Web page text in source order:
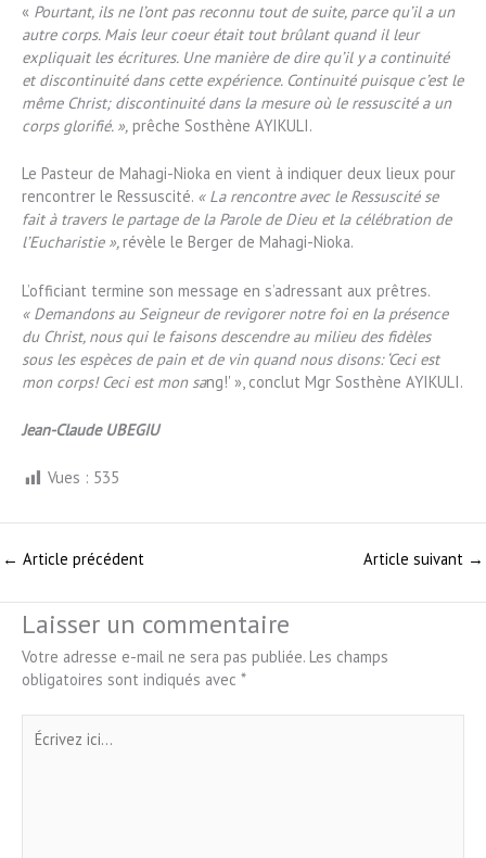
« Pourtant, ils ne l’ont pas reconnu tout de suite, parce qu’il a un
autre corps. Mais leur coeur était tout brûlant quand il leur
expliquait les écritures. Une manière de dire qu’il y a continuité
et discontinuité dans cette expérience. Continuité puisque c’est le
même Christ; discontinuité dans la mesure où le ressuscité a un
corps glorifié. », prêche Sosthène AYIKULI.
Le Pasteur de Mahagi-Nioka en vient à indiquer deux lieux pour
rencontrer le Ressuscité. « La rencontre avec le Ressuscité se
fait à travers le partage de la Parole de Dieu et la célébration de
l’Eucharistie »,révèle le Berger de Mahagi-Nioka.
L’officiant termine son message en s’adressant aux prêtres.
« Demandons au Seigneur de revigorer notre foi en la présence
du Christ, nous qui le faisons descendre au milieu des fidèles
sous les espèces de pain et de vin quand nous disons: ‘Ceci est
mon corps! Ceci est mon sang!' », conclut Mgr Sosthène AYIKULI.
Jean-Claude UBEGIU
Vues : 535
← Article précédent Article suivant →
Laisser un commentaire
Votre adresse e-mail ne sera pas publiée. Les champs
obligatoires sont indiqués avec *
Écrivez
ici…